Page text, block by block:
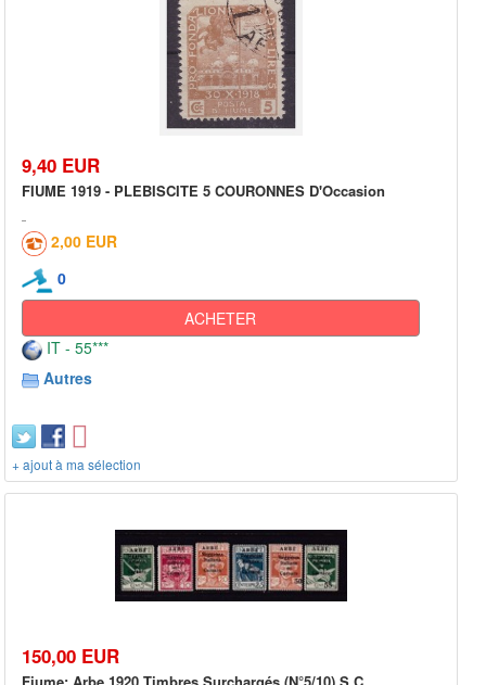
9,40 EUR
FIUME 1919 - PLEBISCITE 5 COURONNES D'Occasion
2,00 EUR
0
ACHETER
IT - 55***
Autres
+ ajout à ma sélection
150,00 EUR